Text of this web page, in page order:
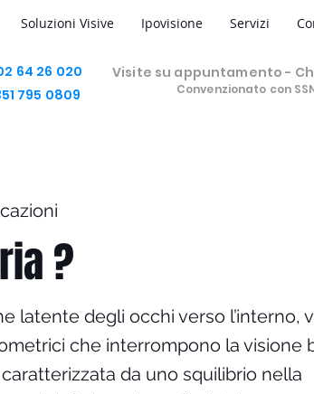
64 26 020
795 0809
Visite su appuntamento -
Convenzionato con
Soluzioni Visive Ipovisione Servizi
?
latente degli occhi verso l’interno,
che interrompono la visione
da uno squilibrio nella